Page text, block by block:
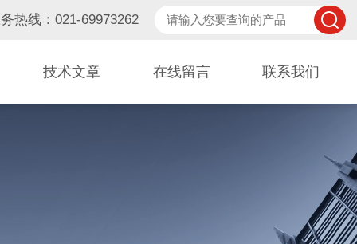
热线：021-69973262
技术文章 在线留言 联系我们